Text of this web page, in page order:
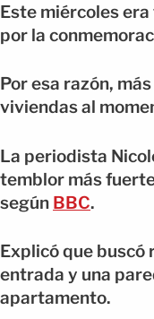
Este miércoles
por la
Por esa razón,
viviendas al
La periodista
temblor más
según BBC.
Explicó que
entrada y una
apartamento.